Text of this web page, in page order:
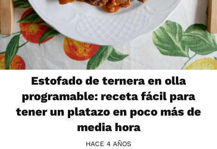
Estofado de ternera en olla
programable: receta fácil para
tener un platazo en poco más de
media hora
HACE 4 AÑOS